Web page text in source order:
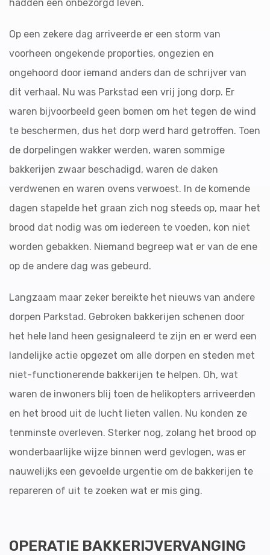
hadden een onbezorgd leven.
Op een zekere dag arriveerde er een storm van
voorheen ongekende proporties, ongezien en
ongehoord door iemand anders dan de schrijver van
dit verhaal. Nu was Parkstad een vrij jong dorp. Er
waren bijvoorbeeld geen bomen om het tegen de wind
te beschermen, dus het dorp werd hard getroffen. Toen
de dorpelingen wakker werden, waren sommige
bakkerijen zwaar beschadigd, waren de daken
verdwenen en waren ovens verwoest. In de komende
dagen stapelde het graan zich nog steeds op, maar het
brood dat nodig was om iedereen te voeden, kon niet
worden gebakken. Niemand begreep wat er van de ene
op de andere dag was gebeurd.
Langzaam maar zeker bereikte het nieuws van andere
dorpen Parkstad. Gebroken bakkerijen schenen door
het hele land heen gesignaleerd te zijn en er werd een
landelijke actie opgezet om alle dorpen en steden met
niet-functionerende bakkerijen te helpen. Oh, wat
waren de inwoners blij toen de helikopters arriveerden
en het brood uit de lucht lieten vallen. Nu konden ze
tenminste overleven. Sterker nog, zolang het brood op
wonderbaarlijke wijze binnen werd gevlogen, was er
nauwelijks een gevoelde urgentie om de bakkerijen te
repareren of uit te zoeken wat er mis ging.
OPERATIE BAKKERIJVERVANGING